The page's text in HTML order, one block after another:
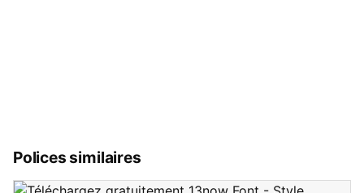
Polices similaires